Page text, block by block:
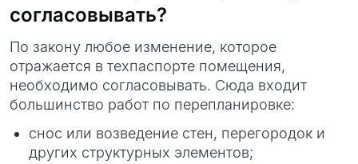
согласовывать?
По закону любое изменение, которое
отражается в техпаспорте помещения,
необходимо согласовывать. Сюда входит
большинство работ по перепланировке:
снос или возведение стен, перегородок и
других структурных элементов;